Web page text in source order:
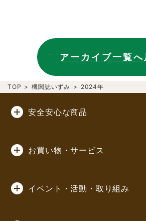
TOP > 機関誌いずみ > 2024年
アーカイブ一覧へ
安全安心な商品
お買い物・サービス
イベント・活動・取り組み